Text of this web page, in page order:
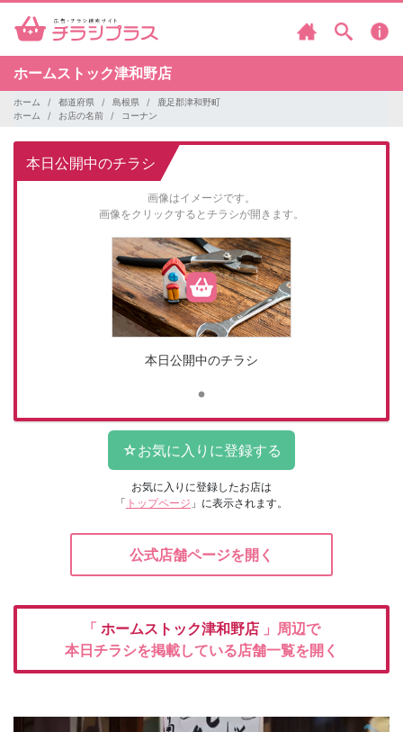
ホームストック津和野店
ホーム 都道府県 島根県
鹿足郡津和野町
ホーム
お店の名前 コーナン
本日公開中のチラシ
画像はイメージです。
画像をクリックするとチラシが開きます。
本日公開中のチラシ
お気に入りに登録したお店は
「 トップページ 」に表示されます。
公式店舗ページを開く
「 ホームストック津和野店 」周辺で
本日チラシを掲載している店舗一覧を開く